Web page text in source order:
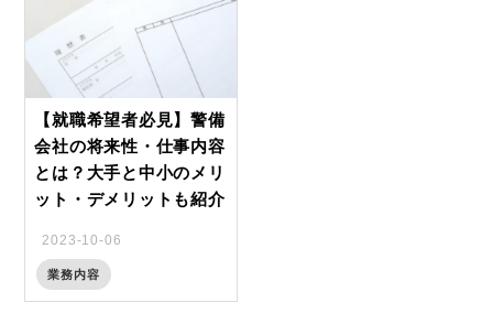
【就職希望者必見】警備
会社の将来性・仕事内容
とは？大手と中小のメリ
ット・デメリットも紹介
2023-10-06
業務内容